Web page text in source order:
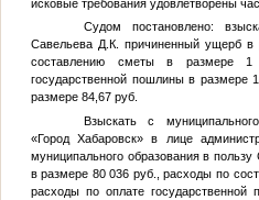
исковые требования удовлетворены
Судом постановлено:
Савельева Д.К. причиненный ущерб
составлению сметы в размере
государственной пошлины в размере
размере 84,67 руб.
Взыскать с
«Город Хабаровск» в лице
муниципального образования в
в размере 80 036 руб., расходы по
расходы по оплате